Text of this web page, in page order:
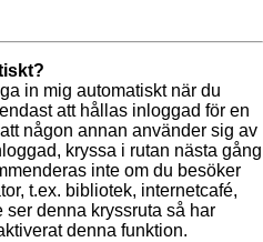
in mig automatiskt när du
att hållas inloggad för en
någon annan använder sig av
kryssa i rutan nästa gång
inte om du besöker
t.ex. bibliotek, internetcafé,
ser denna kryssruta så har
denna funktion.